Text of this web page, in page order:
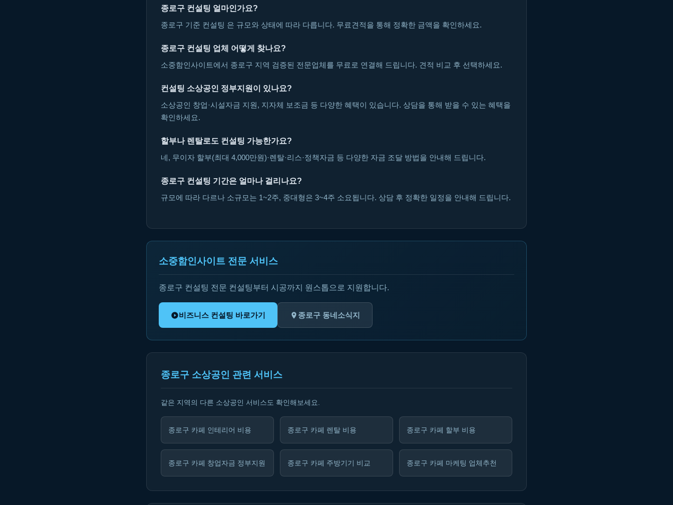
종로구 컨설팅 얼마인가요?
종로구 기준 컨설팅 은 규모와 상태에 따라 다릅니다. 무료견적을 통해 정확한 금액을 확인하세요.
종로구 컨설팅 업체 어떻게 찾나요?
소중함인사이트에서 종로구 지역 검증된 전문업체를 무료로 연결해 드립니다. 견적 비교 후 선택하세요.
컨설팅 소상공인 정부지원이 있나요?
소상공인 창업·시설자금 지원, 지자체 보조금 등 다양한 혜택이 있습니다. 상담을 통해 받을 수 있는 혜택을
확인하세요.
할부나 렌탈로도 컨설팅 가능한가요?
네, 무이자 할부(최대 4,000만원)·렌탈·리스·정책자금 등 다양한 자금 조달 방법을 안내해 드립니다.
종로구 컨설팅 기간은 얼마나 걸리나요?
규모에 따라 다르나 소규모는 1~2주, 중대형은 3~4주 소요됩니다. 상담 후 정확한 일정을 안내해 드립니다.
소중함인사이트 전문 서비스
종로구 컨설팅 전문 컨설팅부터 시공까지 원스톱으로 지원합니다.
비즈니스 컨설팅 바로가기 종로구 동네소식지
종로구 소상공인 관련 서비스
같은 지역의 다른 소상공인 서비스도 확인해보세요.
종로구 카페 인테리어 비용 종로구 카페 렌탈 비용 종로구 카페 할부 비용
종로구 카페 창업자금 정부지원 종로구 카페 주방기기 비교 종로구 카페 마케팅 업체추천